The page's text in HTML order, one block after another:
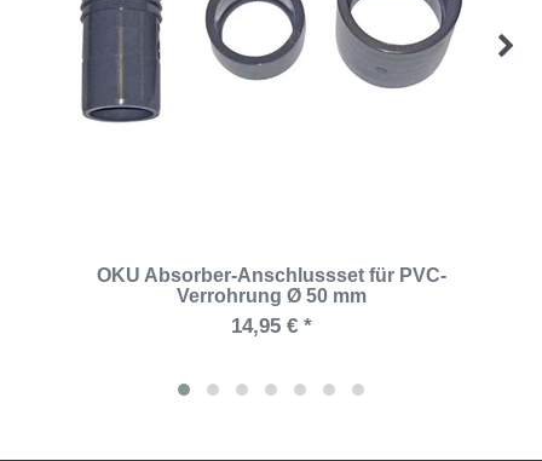
OKU Absorber-Anschlussset für PVC-
Verrohrung Ø 50 mm
14,95 € *